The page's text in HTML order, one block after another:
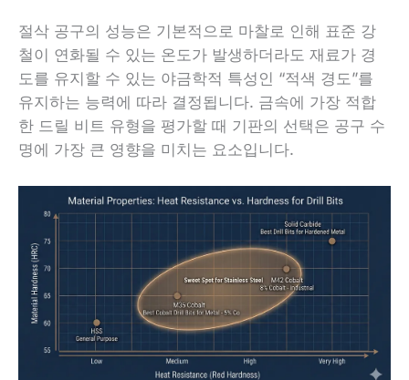
절삭 공구의 성능은 기본적으로 마찰로 인해 표준 강
철이 연화될 수 있는 온도가 발생하더라도 재료가 경
도를 유지할 수 있는 야금학적 특성인 “적색 경도”를
유지하는 능력에 따라 결정됩니다. 금속에 가장 적합
한 드릴 비트 유형을 평가할 때 기판의 선택은 공구 수
명에 가장 큰 영향을 미치는 요소입니다.